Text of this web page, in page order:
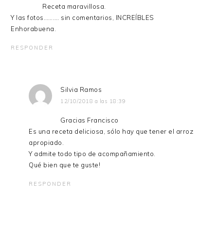
Receta maravillosa.
Y las fotos………. sin comentarios, INCREÍBLES
Enhorabuena.
RESPONDER
Silvia Ramos
12/10/2018 a las 18:39
Gracias Francisco
Es una receta deliciosa, sólo hay que tener el arroz
apropiado.
Y admite todo tipo de acompañamiento.
Qué bien que te guste!
RESPONDER